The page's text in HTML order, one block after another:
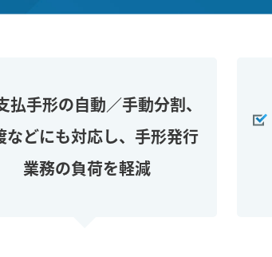
払手形の自動／手動分割、
などにも対応し、手形発行
業務の負荷を軽減